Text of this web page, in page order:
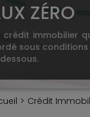
ZÉRO
crédit
sous
Crédit